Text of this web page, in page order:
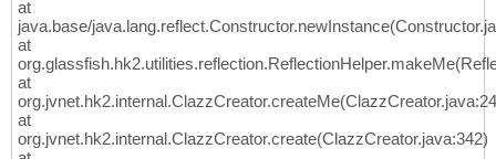
at
java.base/
at
at
at
org.jvnet.hk2.internal.ClazzCreator.create(ClazzCreator.java:342)